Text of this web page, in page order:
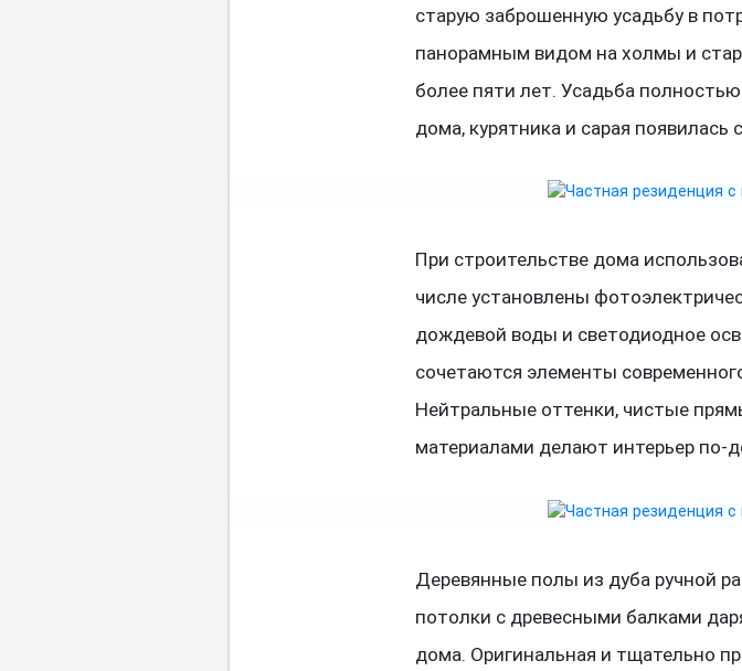
старую заброшенную усадьбу в
панорамным видом на холмы и
более пяти лет. Усадьба
дома, курятника и сарая появилась
При строительстве дома
числе установлены
дождевой воды и светодиодное
сочетаются элементы
Нейтральные оттенки, чистые
материалами делают интерьер
Деревянные полы из дуба ручной
потолки с древесными балками
дома. Оригинальная и тщательно